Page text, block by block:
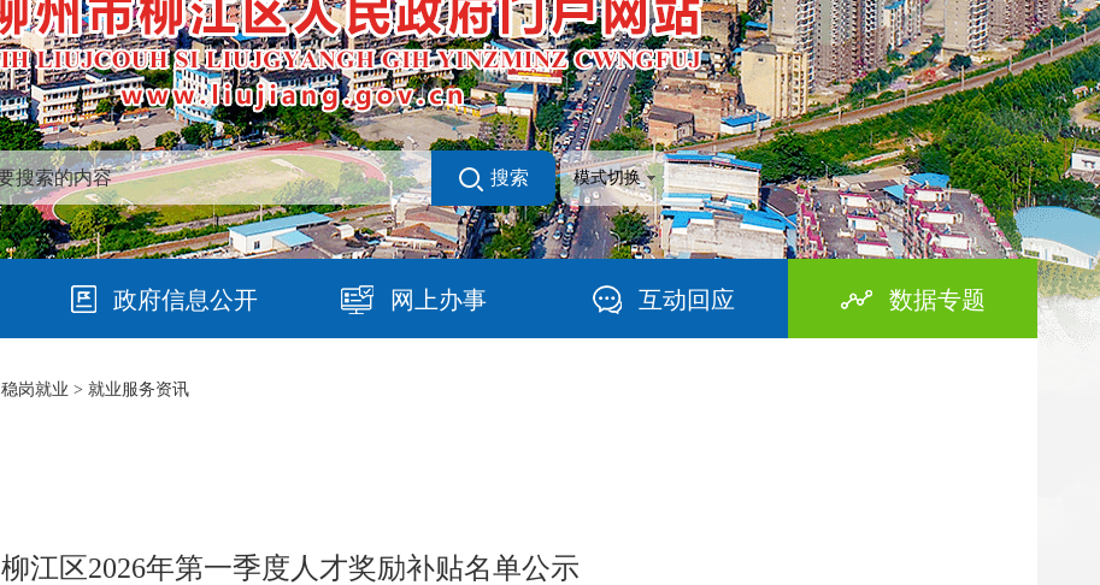
搜索 模式切换
政府信息公开 网上办事 互动回应 数据专题
稳岗就业 > 就业服务资讯
柳江区2026年第一季度人才奖励补贴名单公示